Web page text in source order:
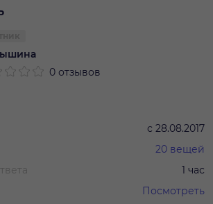
0 отзывов
с 28.08.2017
20 вещей
1 час
Посмотреть